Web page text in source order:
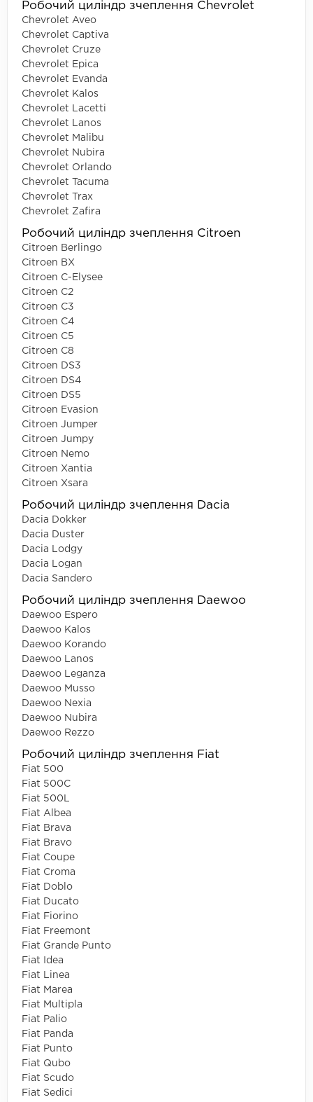
Робочий циліндр зчеплення Chevrolet
Chevrolet Aveo
Chevrolet Captiva
Chevrolet Cruze
Chevrolet Epica
Chevrolet Evanda
Chevrolet Kalos
Chevrolet Lacetti
Chevrolet Lanos
Chevrolet Malibu
Chevrolet Nubira
Chevrolet Orlando
Chevrolet Tacuma
Chevrolet Trax
Chevrolet Zafira
Робочий циліндр зчеплення Citroen
Citroen Berlingo
Citroen BX
Citroen C-Elysee
Citroen C2
Citroen C3
Citroen C4
Citroen C5
Citroen C8
Citroen DS3
Citroen DS4
Citroen DS5
Citroen Evasion
Citroen Jumper
Citroen Jumpy
Citroen Nemo
Citroen Xantia
Citroen Xsara
Робочий циліндр зчеплення Dacia
Dacia Dokker
Dacia Duster
Dacia Lodgy
Dacia Logan
Dacia Sandero
Робочий циліндр зчеплення Daewoo
Daewoo Espero
Daewoo Kalos
Daewoo Korando
Daewoo Lanos
Daewoo Leganza
Daewoo Musso
Daewoo Nexia
Daewoo Nubira
Daewoo Rezzo
Робочий циліндр зчеплення Fiat
Fiat 500
Fiat 500C
Fiat 500L
Fiat Albea
Fiat Brava
Fiat Bravo
Fiat Coupe
Fiat Croma
Fiat Doblo
Fiat Ducato
Fiat Fiorino
Fiat Freemont
Fiat Grande Punto
Fiat Idea
Fiat Linea
Fiat Marea
Fiat Multipla
Fiat Palio
Fiat Panda
Fiat Punto
Fiat Qubo
Fiat Scudo
Fiat Sedici